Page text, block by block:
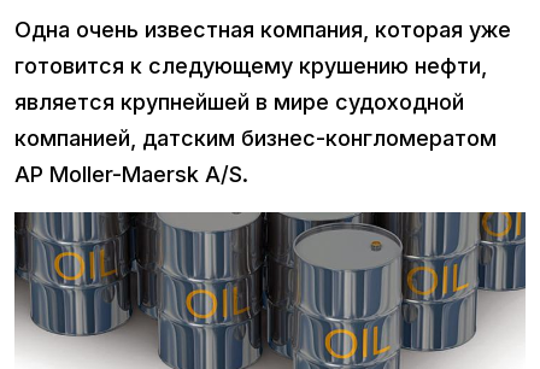
Одна очень известная компания, которая уже
готовится к следующему крушению нефти,
является крупнейшей в мире судоходной
компанией, датским бизнес-конгломератом
AP Moller-Maersk A/S.